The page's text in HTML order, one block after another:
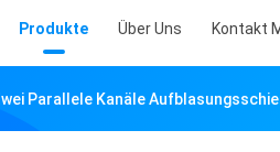
Produkte Über Uns Kontakt
Parallele Kanäle